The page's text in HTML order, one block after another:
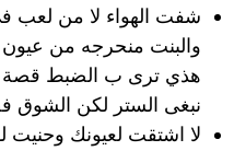
شفت الهواء لا من لعب
والبنت منحرجه من عيون
هذي ترى ب الضبط قصة
نبغى الستر لكن الشوق
لا اشتقت لعيونك وحنيت